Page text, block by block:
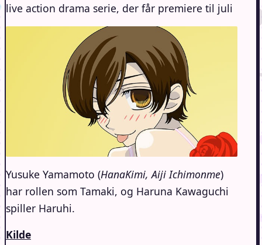
live action drama serie, der får premiere til juli
Yusuke Yamamoto (HanaKimi, Aiji Ichimonme)
har rollen som Tamaki, og Haruna Kawaguchi
spiller Haruhi.
Kilde